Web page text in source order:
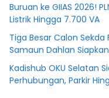
Buruan ke GIIAS 2026!
Listrik Hingga 7.700 VA
Tiga Besar Calon
Samaun Dahlan
Kadishub OKU Selatan
Perhubungan, Parkir